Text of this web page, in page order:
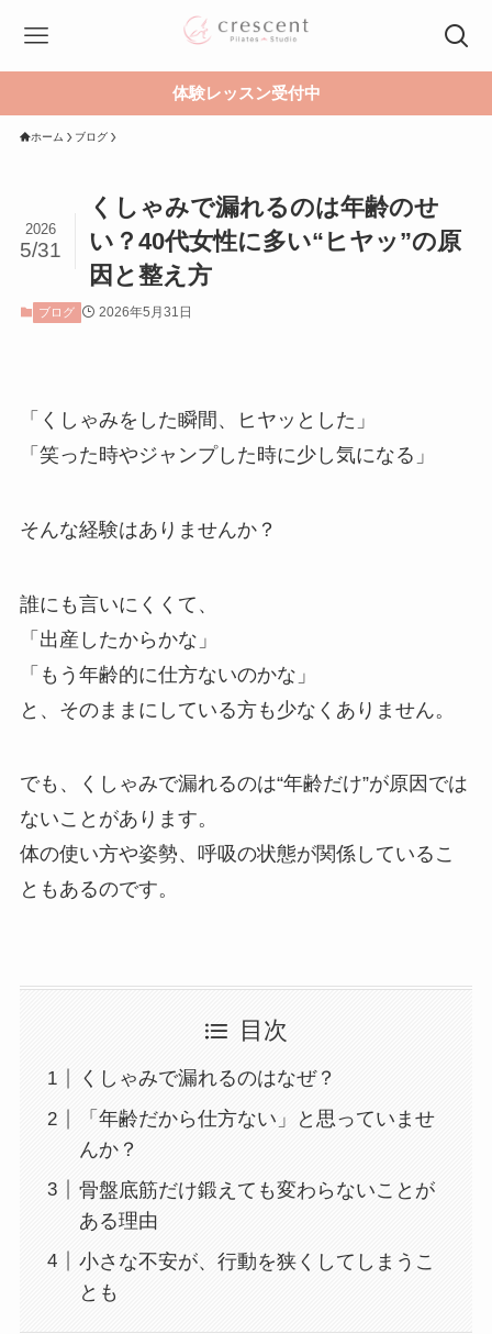
体験レッスン受付中
ホーム ブログ
くしゃみで漏れるのは年齢のせ
い？40代女性に多い“ヒヤッ”の原
因と整え方
2026
5/31
ブログ 2026年5月31日
「くしゃみをした瞬間、ヒヤッとした」
「笑った時やジャンプした時に少し気になる」
そんな経験はありませんか？
誰にも言いにくくて、
「出産したからかな」
「もう年齢的に仕方ないのかな」
と、そのままにしている方も少なくありません。
でも、くしゃみで漏れるのは“年齢だけ”が原因では
ないことがあります。
体の使い方や姿勢、呼吸の状態が関係しているこ
ともあるのです。
目次
くしゃみで漏れるのはなぜ？
「年齢だから仕方ない」と思っていませ
んか？
骨盤底筋だけ鍛えても変わらないことが
ある理由
小さな不安が、行動を狭くしてしまうこ
とも